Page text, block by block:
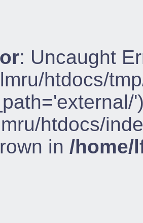
: Uncaught
htdocs/
htdocs/
in /home/